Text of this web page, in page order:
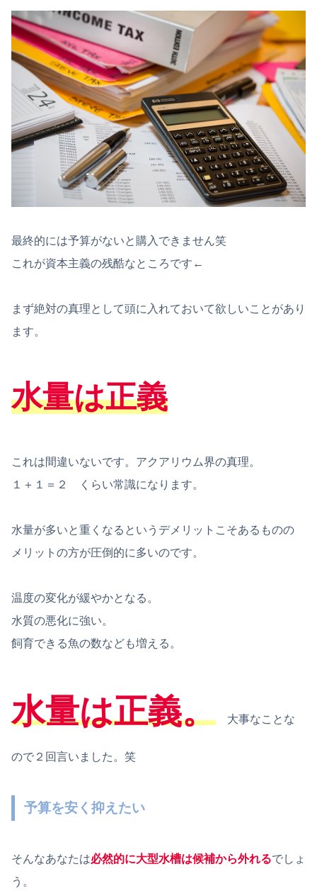
最終的には予算がないと購入できません笑
これが資本主義の残酷なところです←
まず絶対の真理として頭に入れておいて欲しいことがあり
ます。
水量は正義
これは間違いないです。アクアリウム界の真理。
１＋１＝２ くらい常識になります。
水量が多いと重くなるというデメリットこそあるものの
メリットの方が圧倒的に多いのです。
温度の変化が緩やかとなる。
水質の悪化に強い。
飼育できる魚の数なども増える。
水量は正義。 大事なことな
ので２回言いました。笑
予算を安く抑えたい
そんなあなたは必然的に大型水槽は候補から外れるでしょ
う。